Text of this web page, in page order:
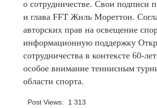
о сотрудничестве. Свои подписи
и глава FFT Жиль Мореттон.
авторских прав на освещение
информационную поддержку
сотрудничества в контексте 60-
особое внимание теннисным
области спорта.
Post Views: 1 313